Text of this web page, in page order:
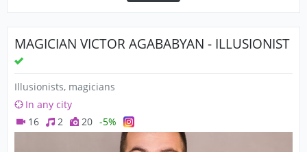
MAGICIAN VICTOR AGABABYAN - ILLUSIONIST
Illusionists, magicians
In any city
16
2 20 -5%